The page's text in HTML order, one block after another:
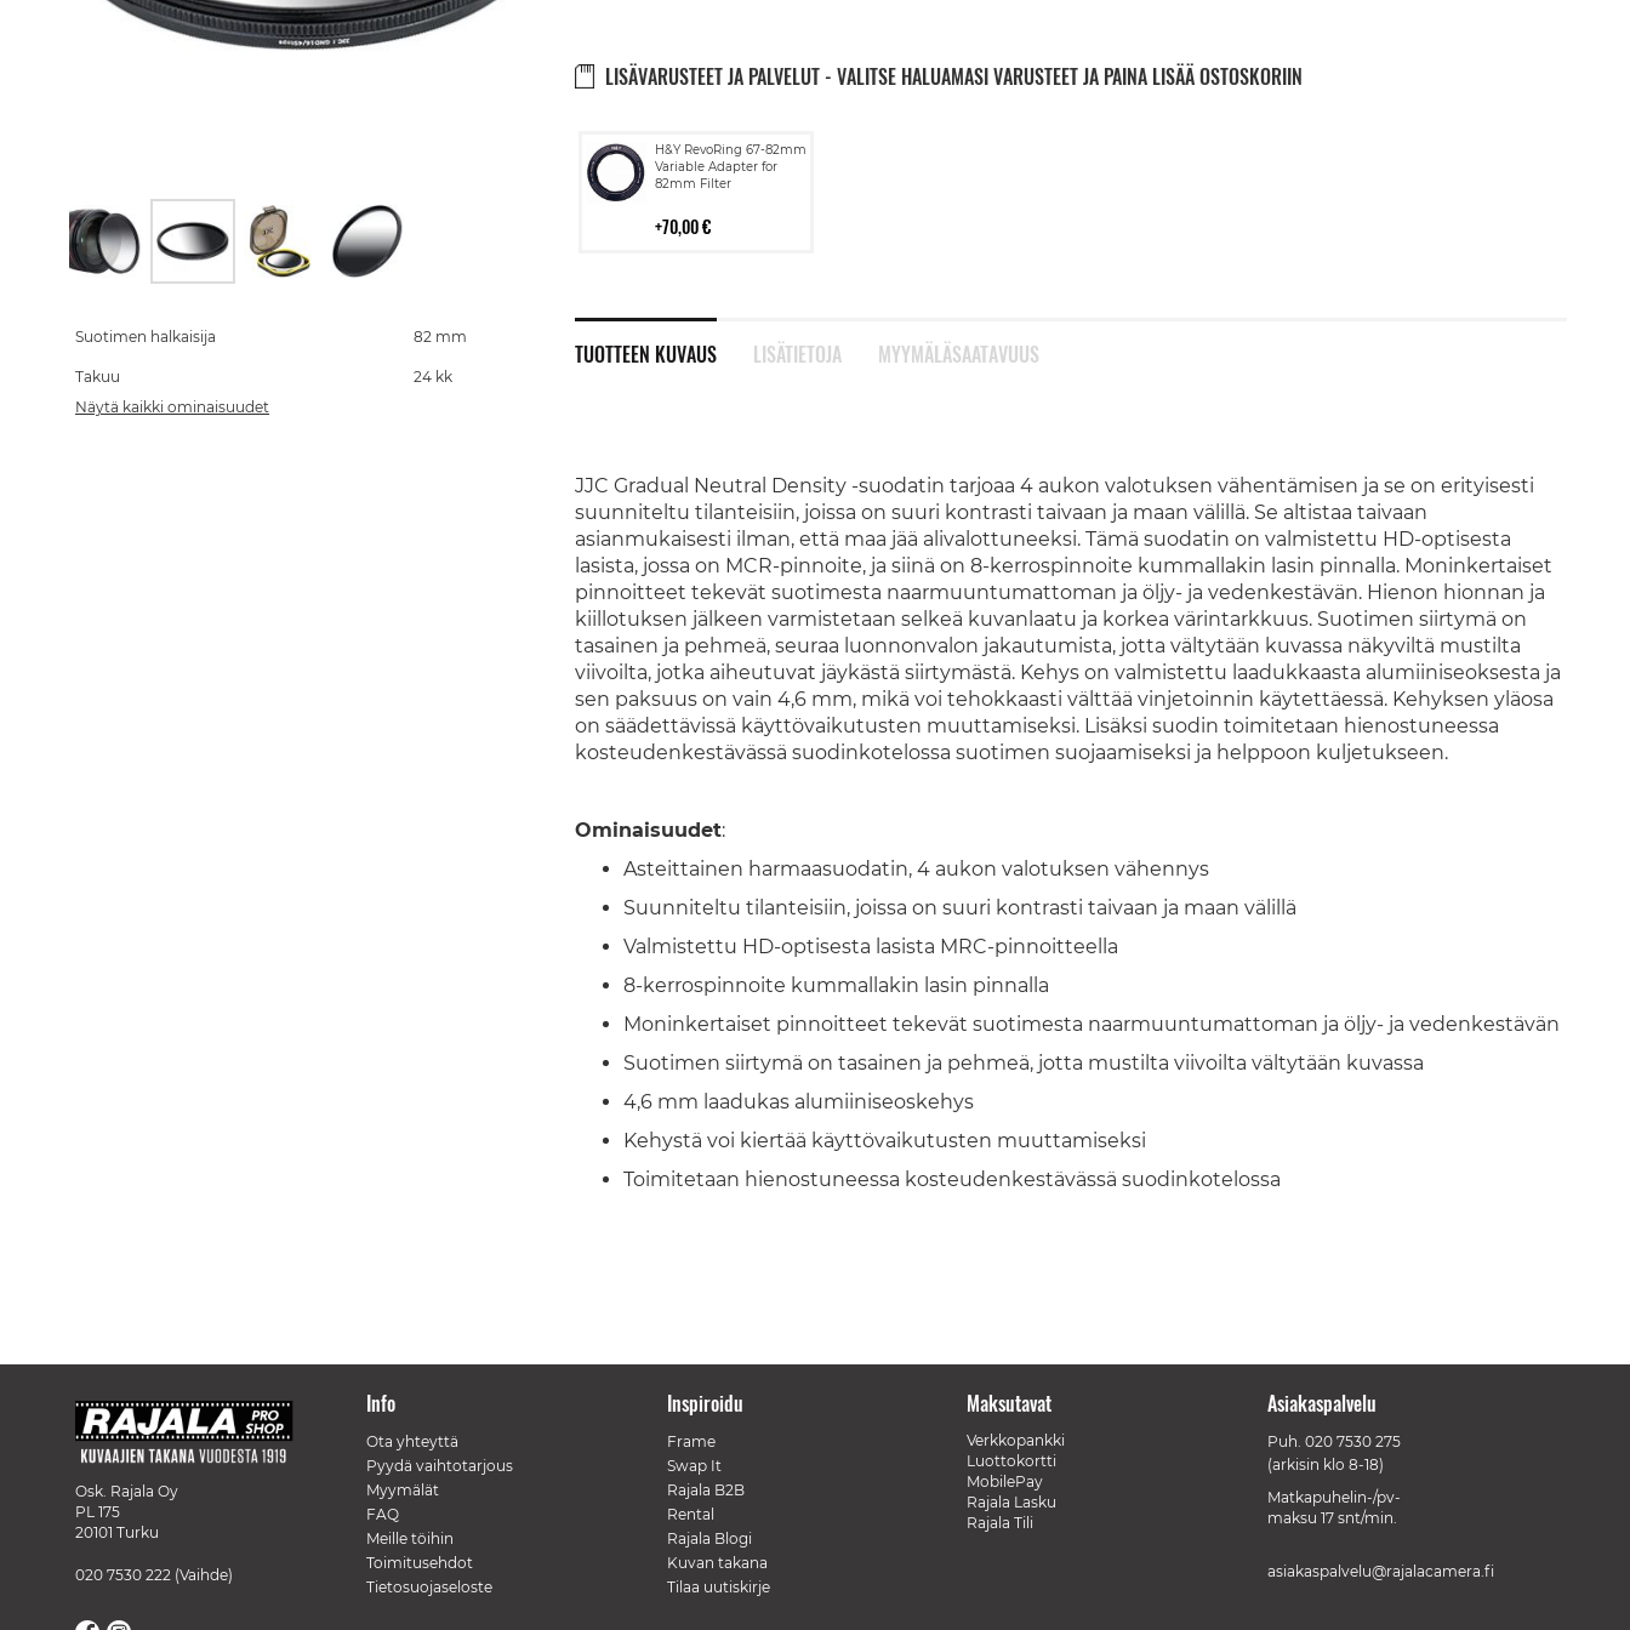
LISÄVARUSTEET JA PALVELUT - VALITSE HALUAMASI VARUSTEET JA PAINA LISÄÄ OSTOSKORIIN
H&Y RevoRing 67-82mm
Variable Adapter for
82mm Filter
70,00 €
Lisää
ostoskoriin
TUOTTEEN KUVAUS
JJC Gradual Neutral Density -suodatin tarjoaa 4 aukon valotuksen vähentämisen ja se on erityisesti
suunniteltu tilanteisiin, joissa on suuri kontrasti taivaan ja maan välillä. Se altistaa taivaan
asianmukaisesti ilman, että maa jää alivalottuneeksi. Tämä suodatin on valmistettu HD-optisesta
lasista, jossa on MCR-pinnoite, ja siinä on 8-kerrospinnoite kummallakin lasin pinnalla. Moninkertaiset
pinnoitteet tekevät suotimesta naarmuuntumattoman ja öljy- ja vedenkestävän. Hienon hionnan ja
kiillotuksen jälkeen varmistetaan selkeä kuvanlaatu ja korkea värintarkkuus. Suotimen siirtymä on
tasainen ja pehmeä, seuraa luonnonvalon jakautumista, jotta vältytään kuvassa näkyviltä mustilta
viivoilta, jotka aiheutuvat jäykästä siirtymästä. Kehys on valmistettu laadukkaasta alumiiniseoksesta ja
sen paksuus on vain 4,6 mm, mikä voi tehokkaasti välttää vinjetoinnin käytettäessä. Kehyksen yläosa
on säädettävissä käyttövaikutusten muuttamiseksi. Lisäksi suodin toimitetaan hienostuneessa
kosteudenkestävässä suodinkotelossa suotimen suojaamiseksi ja helppoon kuljetukseen.
Ominaisuudet:
Asteittainen harmaasuodatin, 4 aukon valotuksen vähennys
Suunniteltu tilanteisiin, joissa on suuri kontrasti taivaan ja maan välillä
Valmistettu HD-optisesta lasista MRC-pinnoitteella
8-kerrospinnoite kummallakin lasin pinnalla
Moninkertaiset pinnoitteet tekevät suotimesta naarmuuntumattoman ja öljy- ja vedenkestävän
Suotimen siirtymä on tasainen ja pehmeä, jotta mustilta viivoilta vältytään kuvassa
4,6 mm laadukas alumiiniseoskehys
Kehystä voi kiertää käyttövaikutusten muuttamiseksi
Toimitetaan hienostuneessa kosteudenkestävässä suodinkotelossa
LISÄTIETOJA MYYMÄLÄSAATAVUUS
the
of
the
images
Suotimen halkaisija 82 mm
Takuu
24 kk
Näytä kaikki ominaisuudet
Osk. Rajala Oy
PL 175
20101 Turku
020 7530 222 (Vaihde)
Info
Ota yhteyttä
Pyydä vaihtotarjous
Myymälät
FAQ
Meille töihin
Toimitusehdot
Tietosuojaseloste
Inspiroidu
Frame
Swap It
Rajala B2B
Rental
Rajala Blogi
Kuvan takana
Tilaa uutiskirje
Maksutavat
Verkkopankki
Luottokortti
MobilePay
Rajala Lasku
Rajala Tili
Asiakaspalvelu
Puh. 020 7530 275
(arkisin klo 8-18)
Matkapuhelin-/pv-
maksu 17 snt/min.
asiakaspalvelu@rajalacamera.fi